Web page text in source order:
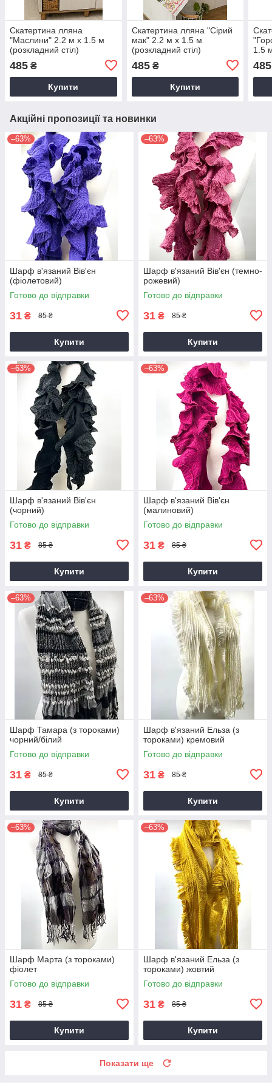
Скатертина лляна
"Маслини" 2.2 м х 1.5 м
(розкладний стіл)
485 ₴
Купити
Скатертина лляна "Сірий
мак" 2.2 м х 1.5 м
(розкладний стіл)
485₴
Купити
1.5
485
Акційні пропозиції та новинки
–63%
Шарф в'язаний Вів'єн
(фіолетовий)
Готово до відправки
31 ₴ 85 ₴
Купити
–63%
Шарф в'язаний Вів'єн (темно-
рожевий)
Готово до відправки
31 ₴ 85 ₴
Купити
–63%
Шарф в'язаний Вів'єн
(чорний)
Готово до відправки
31 ₴ 85 ₴
Купити
–63%
Шарф в'язаний Вів'єн
(малиновий)
Готово до відправки
31 ₴ 85 ₴
Купити
–63%
Шарф Тамара (з тороками)
чорний/білий
Готово до відправки
31 ₴ 85 ₴
Купити
–63%
Шарф в'язаний Ельза (з
тороками) кремовий
Готово до відправки
31 ₴ 85 ₴
Купити
–63%
Шарф Марта (з тороками)
фіолет
Готово до відправки
31 ₴ 85 ₴
Купити
–63%
Шарф в'язаний Ельза (з
тороками) жовтий
Готово до відправки
31 ₴ 85 ₴
Купити
Показати ще